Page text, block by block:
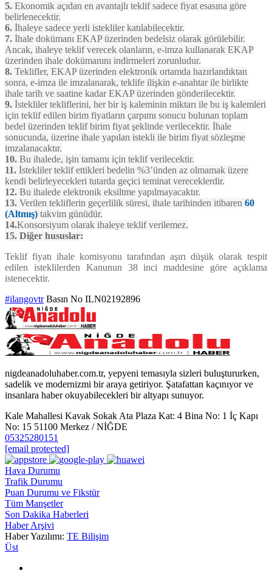
5. Ekonomik açıdan en avantajlı teklif sadece fiyat esasına göre
belirlenecektir.
6. İhaleye sadece yerli istekliler katılabilecektir.
7. İhale dokümanı EKAP üzerinden bedelsiz olarak görülebilir.
Ancak, ihaleye teklif verecek olanların, e-imza kullanarak EKAP
üzerinden ihale dokümanını indirmeleri zorunludur.
8. Teklifler, EKAP üzerinden elektronik ortamda hazırlandıktan
sonra, e-imza ile imzalanarak, teklife ilişkin e-anahtar ile birlikte
ihale tarih ve saatine kadar EKAP üzerinden gönderilecektir.
9. İstekliler tekliflerini, her bir iş kaleminin miktarı ile bu iş kalemleri
için teklif edilen birim fiyatların çarpımı sonucu bulunan toplam
bedel üzerinden teklif birim fiyat şeklinde verilecektir. İhale
sonucunda, üzerine ihale yapılan istekli ile birim fiyat sözleşme
imzalanacaktır.
10. Bu ihalede, işin tamamı için teklif verilecektir.
11. İstekliler teklif ettikleri bedelin %3’ünden az olmamak üzere
kendi belirleyecekleri tutarda geçici teminat vereceklerdir.
12. Bu ihalede elektronik eksiltme yapılmayacaktır.
13. Verilen tekliflerin geçerlilik süresi, ihale tarihinden itibaren 60
(Altmış) takvim günüdür.
14.Konsorsiyum olarak ihaleye teklif verilemez.
15. Diğer hususlar:
Teklif fiyatı ihale komisyonu tarafından aşırı düşük olarak tespit
edilen isteklilerden Kanunun 38 inci maddesine göre açıklama
istenecektir.
#ilangovtr Basın No ILN02192896
nigdeanadoluhaber.com.tr, yepyeni temasıyla sizleri buluştururken,
sadelik ve modernizmi bir araya getiriyor. Şatafattan kaçınıyor ve
insanlara haber okuyabilecekleri bir altyapı sunuyor.
Kale Mahallesi Kavak Sokak Ata Plaza Kat: 4 Bina No: 1 İç Kapı
No: 15 51100 Merkez / NİĞDE
05325280151
[email protected]
Hava Durumu
Trafik Durumu
Puan Durumu ve Fikstür
Tüm Manşetler
Son Dakika Haberleri
Haber Arşivi
Haber Yazılımı: TE Bilişim
Üst